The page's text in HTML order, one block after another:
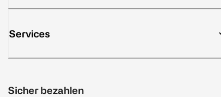
Services
Sicher bezahlen